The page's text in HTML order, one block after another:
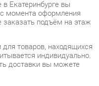
индивидуально.
доставки вы можете
заказа вы можете
об отказе от покупки.
готовые комплекты